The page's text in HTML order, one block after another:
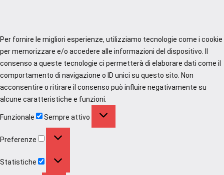
Per fornire le migliori esperienze, utilizziamo tecnologie come i cookie
per memorizzare e/o accedere alle informazioni del dispositivo. Il
consenso a queste tecnologie ci permetterà di elaborare dati come il
comportamento di navigazione o ID unici su questo sito. Non
acconsentire o ritirare il consenso può influire negativamente su
alcune caratteristiche e funzioni.
Funzionale Sempre attivo
Preferenze
Statistiche